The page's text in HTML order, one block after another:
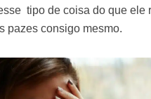
tipo de coisa do que ele
pazes consigo mesmo.